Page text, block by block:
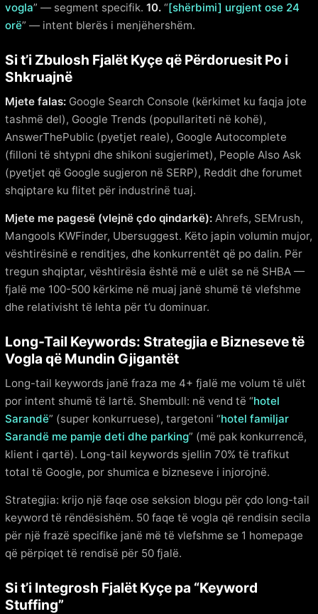
vogla” — segment specifik. 10. “[shërbimi] urgjent ose 24
orë” — intent blerës i menjëhershëm.
Si t’i Zbulosh Fjalët Kyçe që Përdoruesit Po i
Shkruajnë
Mjete falas: Google Search Console (kërkimet ku faqja jote
tashmë del), Google Trends (popullariteti në kohë),
AnswerThePublic (pyetjet reale), Google Autocomplete
(filloni të shtypni dhe shikoni sugjerimet), People Also Ask
(pyetjet që Google sugjeron në SERP), Reddit dhe forumet
shqiptare ku flitet për industrinë tuaj.
Mjete me pagesë (vlejnë çdo qindarkë): Ahrefs, SEMrush,
Mangools KWFinder, Ubersuggest. Këto japin volumin mujor,
vështirësinë e renditjes, dhe konkurrentët që po dalin. Për
tregun shqiptar, vështirësia është më e ulët se në SHBA —
fjalë me 100-500 kërkime në muaj janë shumë të vlefshme
dhe relativisht të lehta për t’u dominuar.
Long-Tail Keywords: Strategjia e Bizneseve të
Vogla që Mundin Gjigantët
Long-tail keywords janë fraza me 4+ fjalë me volum të ulët
por intent shumë të lartë. Shembull: në vend të “hotel
Sarandë” (super konkurruese), targetoni “hotel familjar
Sarandë me pamje deti dhe parking” (më pak konkurrencë,
klient i qartë). Long-tail keywords sjellin 70% të trafikut
total të Google, por shumica e bizneseve i injorojnë.
Strategjia: krijo një faqe ose seksion blogu për çdo long-tail
keyword të rëndësishëm. 50 faqe të vogla që rendisin secila
për një frazë specifike janë më të vlefshme se 1 homepage
që përpiqet të rendisë për 50 fjalë.
Si t’i Integrosh Fjalët Kyçe pa “Keyword
Stuffing”